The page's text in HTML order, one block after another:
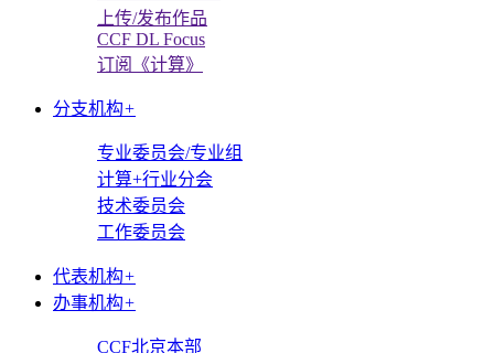
上传/发布作品
CCF DL Focus
订阅《计算》
分支机构+
专业委员会/专业组
计算+行业分会
技术委员会
工作委员会
代表机构+
办事机构+
CCF北京本部